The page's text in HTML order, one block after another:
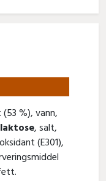
%), vann,
laktose, salt,
(E301),